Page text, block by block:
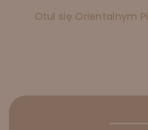
Otul się Orientalnym